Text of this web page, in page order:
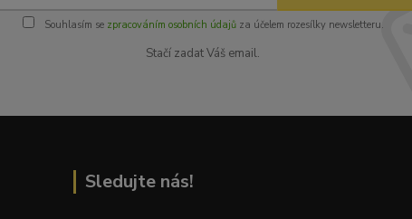
Souhlasím se zpracováním osobních údajůza účelem rozesílky newsletteru.
Stačí zadat Váš email.
Sledujte nás!